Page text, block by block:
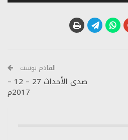
القادم بوست
صدى الأحداث 27 – 12 –
2017م